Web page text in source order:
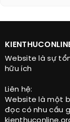
Website là sự
hữu ích
Liên hệ:
Website là một
đọc có nhu cầu